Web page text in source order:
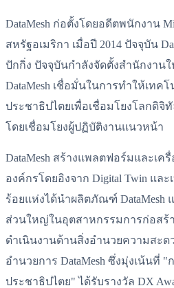
DataMesh ก่อตั้งโดยอดีตพนักงาน
สหรัฐอเมริกา เมื่อปี 2014 ปัจจุบัน
ปักกิ่ง ปัจจุบันกำลังจัดตั้งสำนักงาน
DataMesh เชื่อมั่นในการทำให้เทคโ
ประชาธิปไตยเพื่อเชื่อมโยงโลกดิจิ
โดยเชื่อมโยงผู้ปฏิบัติงานแนวหน้า
DataMesh สร้างแพลตฟอร์มและเครื่
องค์กรโดยอิงจาก Digital Twin แล
ร้อยแห่งได้นำผลิตภัณฑ์ DataMesh
ส่วนใหญ่ในอุตสาหกรรมการก่อสร้
ดำเนินงานด้านสิ่งอำนวยความสะด
อำนวยการ DataMesh ซึ่งมุ่งเน้นที่ "
ประชาธิปไตย" ได้รับรางวัล DX